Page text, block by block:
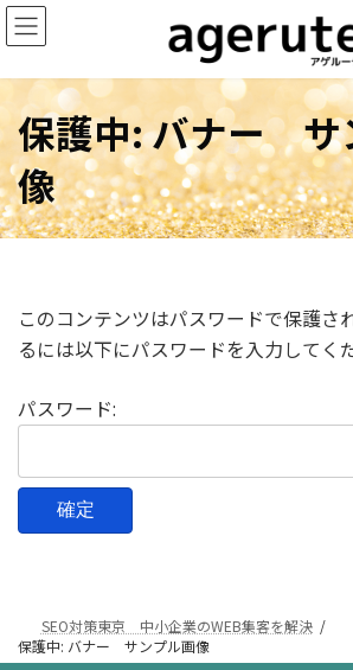
コ
ン
ツ
へ
ス
キ
ッ
ナ
ビ
シ
ョ
ン
に
移
保護中: バナー サ
像
このコンテンツはパスワードで保護さ
るには以下にパスワードを入力してく
パスワード:
SEO対策東京 中小企業のWEB集客を解決
保護中: バナー サンプル画像